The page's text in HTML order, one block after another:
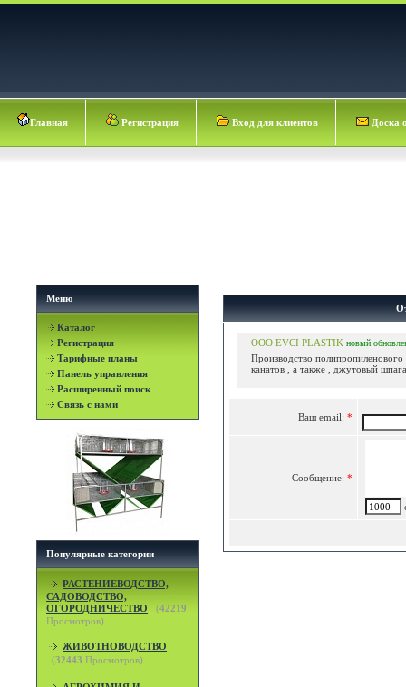
Главная Регистрация Вход для клиентов Доска
Меню
Каталог
Регистрация
Тарифные планы
Панель управления
Расширенный поиск
Связь с нами
Популярные категории
РАСТЕНИЕВОДСТВО,
САДОВОДСТВО,
ОГОРОДНИЧЕСТВО
(42219
Просмотров)
ЖИВОТНОВОДСТВО
(32443 Просмотров)
OOO EVCI PLASTIK новый
Производство полипропиленового
канатов , а также , джутовый
Ваш email: *
Сообщение: *